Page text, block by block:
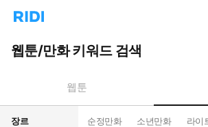
리
홈
으
턴
트
웹툰/만화 키워드 검색
웹툰
장르 순정만화 소년만화 라이